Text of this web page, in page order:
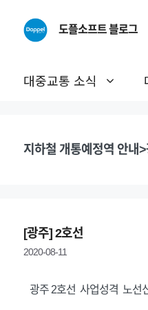
도플소프트 블로그
대중교통 소식
지하철 개통예정역 안내
[광주] 2호선
2020-08-11
광주 2호선 사업성격 노선